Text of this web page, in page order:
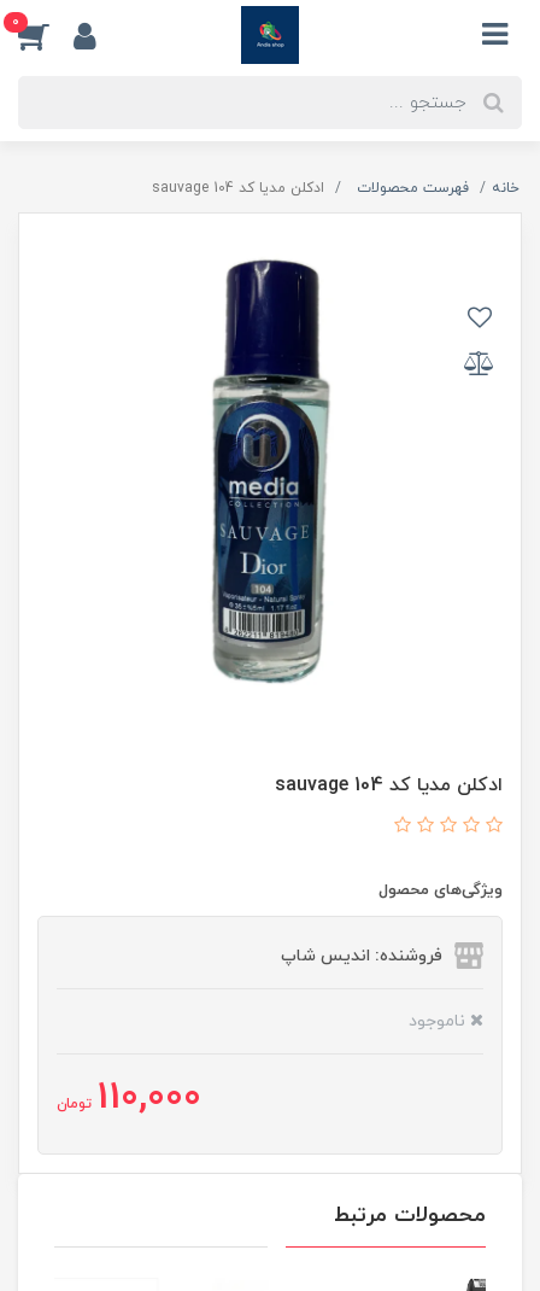
0
خانه فهرست محصولات ادکلن مدیا کد 104 sauvage
ادکلن مدیا کد 104 sauvage
ویژگی‌های محصول
فروشنده: اندیس شاپ
ناموجود
110,000 تومان
محصولات مرتبط